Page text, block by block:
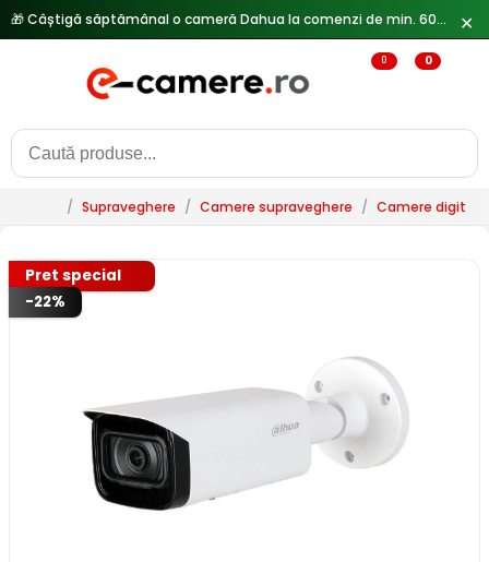
✕
0 0
/ Supraveghere / Camere supraveghere / Camere digitale
Pret special
-22%